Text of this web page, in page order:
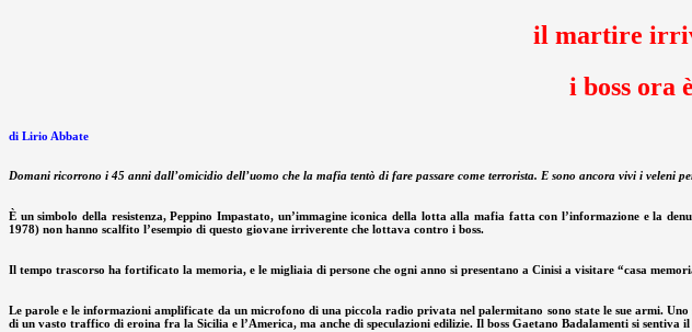
il martire
i boss ora
di Lirio Abbate
Domani ricorrono i 45 anni dall’omicidio dell’uomo che la mafia tentò di fare passare come terrorista. E sono ancora vivi i veleni
È un simbolo della resistenza, Peppino Impastato, un’immagine iconica della lotta alla mafia fatta con l’informazione e la
1978) non hanno scalfito l’esempio di questo giovane irriverente che lottava contro i boss.
Il tempo trascorso ha fortificato la memoria, e le migliaia di persone che ogni anno si presentano a Cinisi a visitare “casa
Le parole e le informazioni amplificate da un microfono di una piccola radio privata nel palermitano sono state le sue armi.
di un vasto traffico di eroina fra la Sicilia e l’America, ma anche di speculazioni edilizie. Il boss Gaetano Badalamenti si